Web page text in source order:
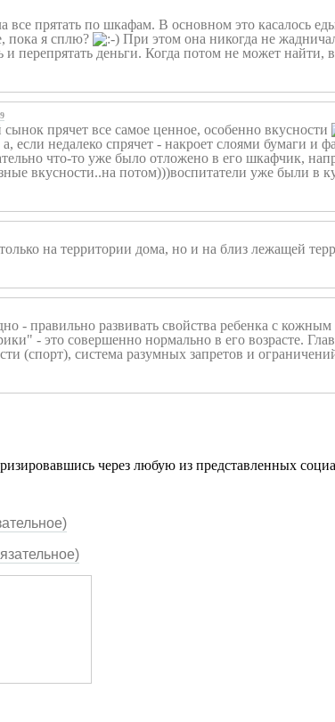
все прятать по шкафам. В основном это
пока я сплю?
При этом она никогда не
перепрятать деньги. Когда потом не может
прячет все самое ценное, особенно вкусности
если недалеко спрячет - накроет слоями бумаги и
что-то уже было отложено в его шкафчик,
вкусности..на потом)))воспитатели уже были в
на территории дома, но и на близ лежащей
- правильно развивать свойства ребенка с
- это совершенно нормально в его возрасте.
(спорт), система разумных запретов и
через любую из представленных